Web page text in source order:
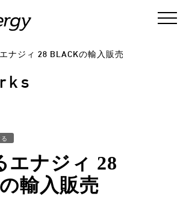
ナジィ 28 BLACKの輸入販売
エナジィ 28
輸入販売